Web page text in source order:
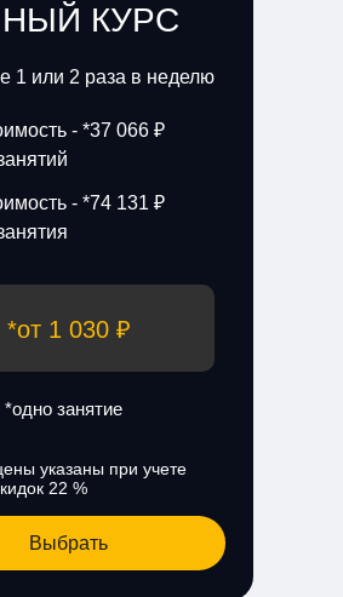
КУРС
Выбрать
*от 1 030 ₽
указаны при учете
22 %
- *37 066 ₽
- *74 131 ₽
1 или 2 раза в неделю
*одно занятие